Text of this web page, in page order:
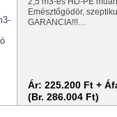
Emésztőgödör,
GARANCIA!!!…
Ár: 225.200 Ft +
(Br. 286.004 Ft)